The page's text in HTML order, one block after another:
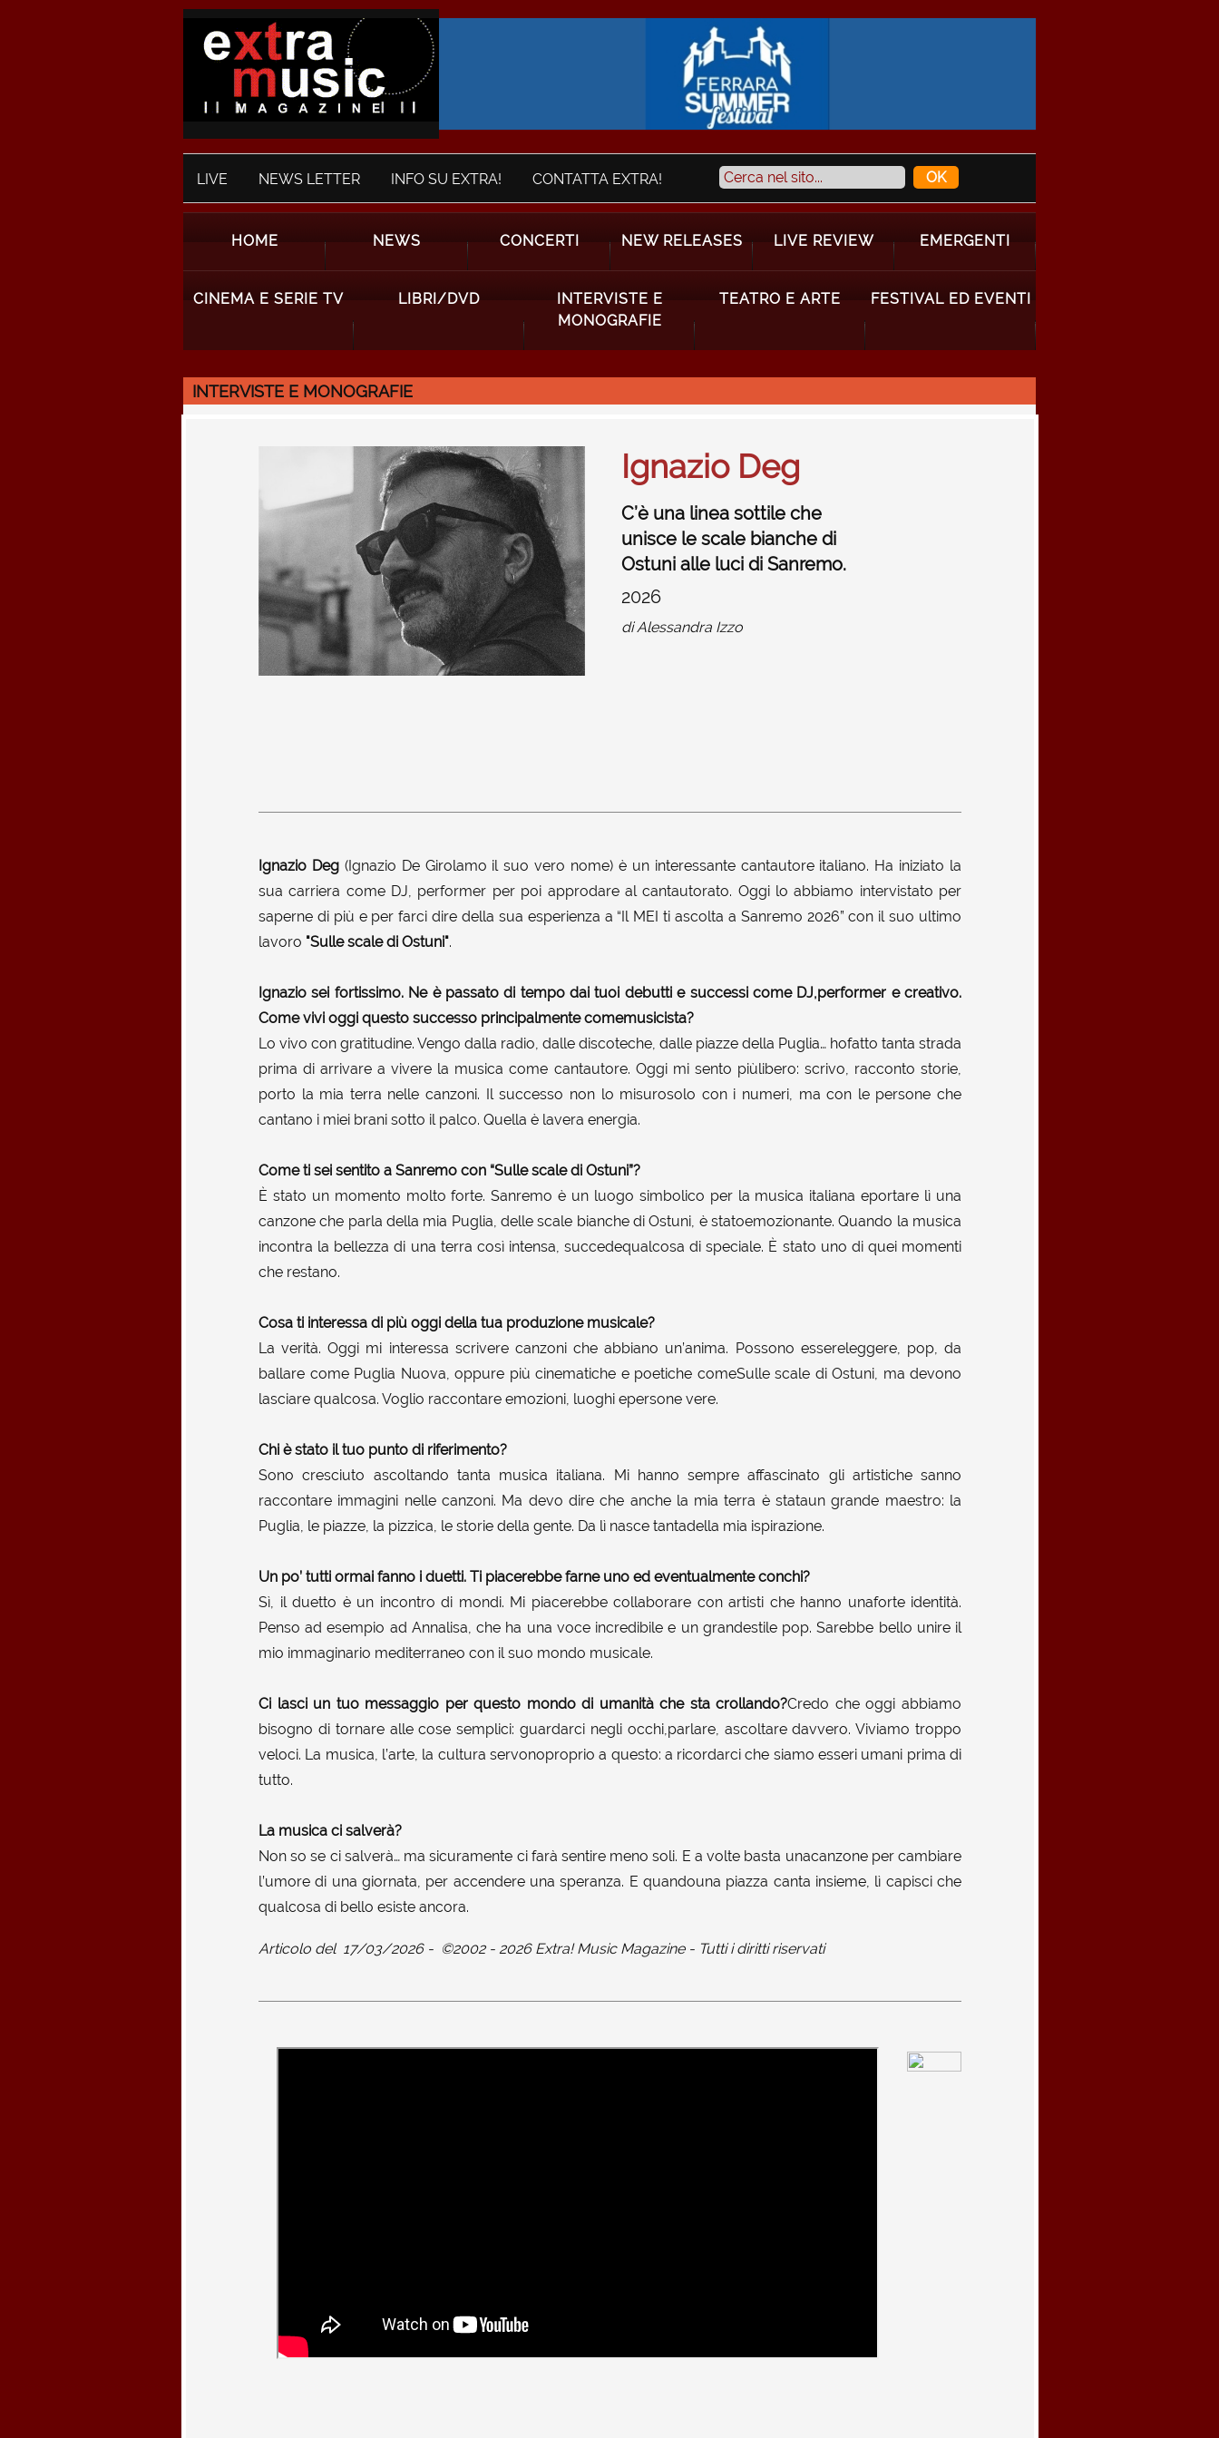
LIVE NEWS LETTER INFO SU EXTRA! CONTATTA EXTRA!
HOME NEWS CONCERTI NEW RELEASES LIVE REVIEW EMERGENTI
CINEMA E SERIE TV LIBRI/DVD
INTERVISTE E
MONOGRAFIE
TEATRO E ARTE FESTIVAL ED EVENTI
INTERVISTE E MONOGRAFIE
Ignazio Deg
C’è una linea sottile che
unisce le scale bianche di
Ostuni alle luci di Sanremo.
2026
diAlessandra Izzo
Ignazio Deg(Ignazio De Girolamo il suo vero nome) è un interessante cantautore italiano. Ha iniziato la
sua carriera come DJ, performer per poi approdare al cantautorato. Oggi lo abbiamo intervistato per
saperne di più e per farci dire della sua esperienza a “Il MEI ti ascolta a Sanremo 2026” con il suo ultimo
lavoro "Sulle scale di Ostuni".
Ignazio sei fortissimo. Ne è passato di tempo dai tuoi debutti e successi come DJ,performer e creativo.
Come vivi oggi questo successo principalmente comemusicista?
Lo vivo con gratitudine. Vengo dalla radio, dalle discoteche, dalle piazze della Puglia… hofatto tanta strada
prima di arrivare a vivere la musica come cantautore. Oggi mi sento piùlibero: scrivo, racconto storie,
porto la mia terra nelle canzoni. Il successo non lo misurosolo con i numeri, ma con le persone che
cantano i miei brani sotto il palco. Quella è lavera energia.
Come ti sei sentito a Sanremo con “Sulle scale di Ostuni”?
È stato un momento molto forte. Sanremo è un luogo simbolico per la musica italiana eportare lì una
canzone che parla della mia Puglia, delle scale bianche di Ostuni, è statoemozionante. Quando la musica
incontra la bellezza di una terra così intensa, succedequalcosa di speciale. È stato uno di quei momenti
che restano.
Cosa ti interessa di più oggi della tua produzione musicale?
La verità. Oggi mi interessa scrivere canzoni che abbiano un’anima. Possono essereleggere, pop, da
ballare come Puglia Nuova, oppure più cinematiche e poetiche comeSulle scale di Ostuni, ma devono
lasciare qualcosa. Voglio raccontare emozioni, luoghi epersone vere.
Chi è stato il tuo punto di riferimento?
Sono cresciuto ascoltando tanta musica italiana. Mi hanno sempre affascinato gli artistiche sanno
raccontare immagini nelle canzoni. Ma devo dire che anche la mia terra è stataun grande maestro: la
Puglia, le piazze, la pizzica, le storie della gente. Da lì nasce tantadella mia ispirazione.
Un po’ tutti ormai fanno i duetti. Ti piacerebbe farne uno ed eventualmente conchi?
Sì, il duetto è un incontro di mondi. Mi piacerebbe collaborare con artisti che hanno unaforte identità.
Penso ad esempio ad Annalisa, che ha una voce incredibile e un grandestile pop. Sarebbe bello unire il
mio immaginario mediterraneo con il suo mondo musicale.
Ci lasci un tuo messaggio per questo mondo di umanità che sta crollando?Credo che oggi abbiamo
bisogno di tornare alle cose semplici: guardarci negli occhi,parlare, ascoltare davvero. Viviamo troppo
veloci. La musica, l’arte, la cultura servonoproprio a questo: a ricordarci che siamo esseri umani prima di
tutto.
La musica ci salverà?
Non so se ci salverà… ma sicuramente ci farà sentire meno soli. E a volte basta unacanzone per cambiare
l’umore di una giornata, per accendere una speranza. E quandouna piazza canta insieme, lì capisci che
qualcosa di bello esiste ancora.
Articolo del 17/03/2026- ©2002 - 2026 Extra! Music Magazine - Tutti i diritti riservati